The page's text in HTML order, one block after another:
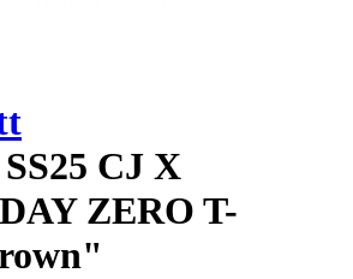
SS25 CJ X
ZERO T-